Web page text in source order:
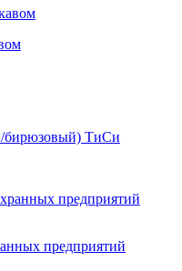
бирюзовый) ТиСи
предприятий